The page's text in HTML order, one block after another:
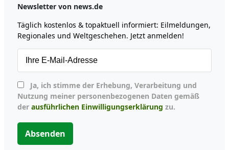
Newsletter von news.de
Täglich kostenlos & topaktuell informiert: Eilmeldungen,
Regionales und Weltgeschehen. Jetzt anmelden!
Nutzung meiner personenbezogenen Daten gemäß
der ausführlichen Einwilligungserklärung zu.
Absenden